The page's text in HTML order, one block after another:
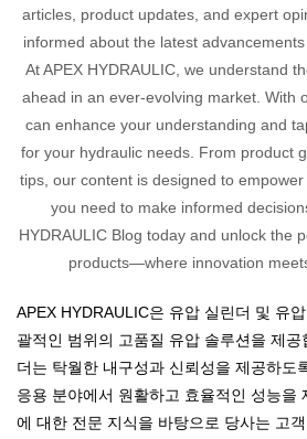
articles, product updates, and expert
informed about the latest
At APEX HYDRAULIC, we understand
ahead in an ever-evolving market. With
can enhance your understanding and
for your hydraulic needs. From product
tips, our content is designed to
you need to make informed
HYDRAULIC Blog today and unlock the
products—where innovation
APEX HYDRAULIC은 유압 실린더 및 유
괄적인 범위의 고품질 유압 솔루션을 제
더는 탁월한 내구성과 신뢰성을 제공하도
응용 분야에서 원활하고 효율적인 성능을
에 대한 전문 지식을 바탕으로 당사는 고